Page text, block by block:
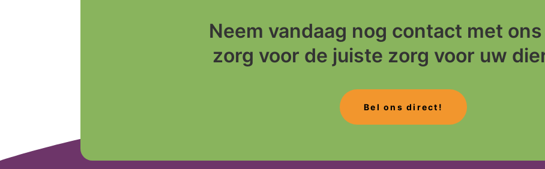
Neem vandaag nog contact met
zorg voor de juiste zorg voor uw
Bel ons direct!